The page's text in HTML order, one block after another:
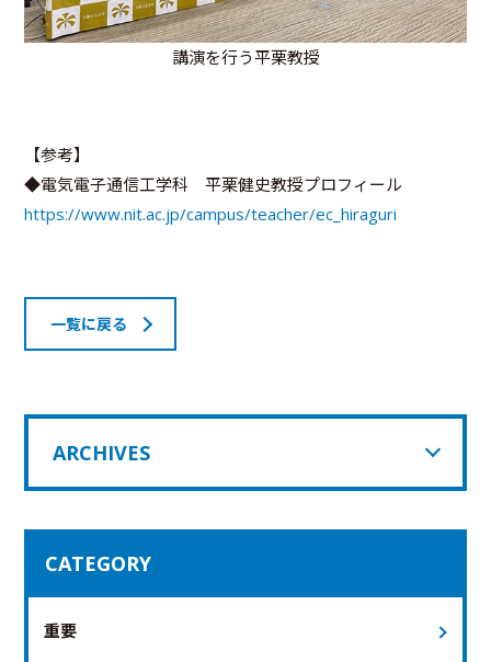
講演を行う平栗教授
【参考】
◆電気電子通信工学科 平栗健史教授プロフィール
https://www.nit.ac.jp/campus/teacher/ec_hiraguri
一覧に戻る
ARCHIVES
CATEGORY
重要